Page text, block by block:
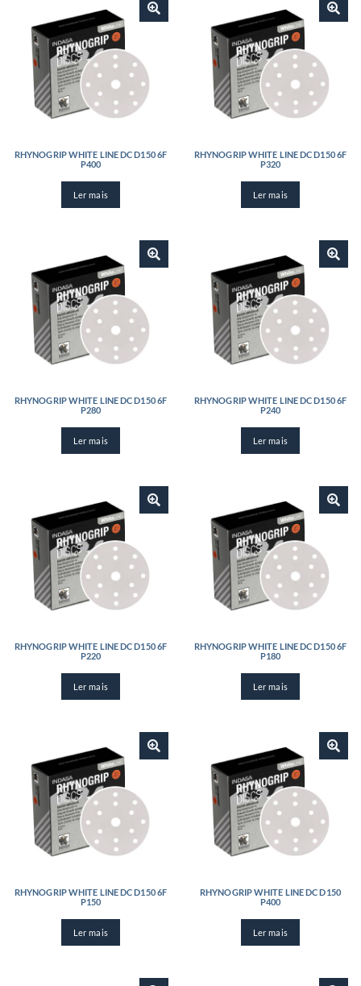
RHYNOGRIP WHITE LINE DC D150 6F
P400
Ler mais
RHYNOGRIP WHITE LINE DC D150 6F
P320
Ler mais
RHYNOGRIP WHITE LINE DC D150 6F
P280
Ler mais
RHYNOGRIP WHITE LINE DC D150 6F
P240
Ler mais
RHYNOGRIP WHITE LINE DC D150 6F
P220
Ler mais
RHYNOGRIP WHITE LINE DC D150 6F
P180
Ler mais
RHYNOGRIP WHITE LINE DC D150 6F
P150
Ler mais
RHYNOGRIP WHITE LINE DC D150
P400
Ler mais